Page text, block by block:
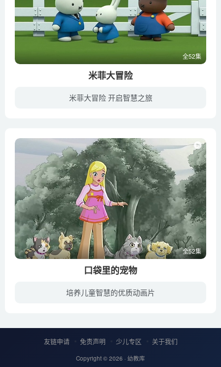
全52集
米菲大冒险
米菲大冒险 开启智慧之旅
全52集
口袋里的宠物
培养儿童智慧的优质动画片
友链申请 免责声明 少儿专区 关于我们
Copyright © 2026 · 幼教库